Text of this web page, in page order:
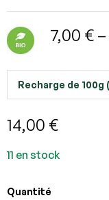
7,00 €–
14,00 €
11 en stock
Quantité